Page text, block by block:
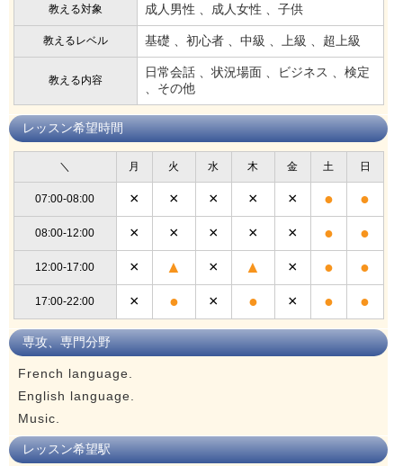
教える対象 成人男性 、成人女性 、子供
教えるレベル 基礎 、初心者 、中級 、上級 、超上級
教える内容
日常会話 、状況場面 、ビジネス 、検定
、その他
レッスン希望時間
＼ 月 火 水 木 金 土 日
07:00-08:00 × × × × × ● ●
08:00-12:00 × × × × × ● ●
12:00-17:00 × ▲ × ▲ × ● ●
17:00-22:00 × ● × ● × ● ●
専攻、専門分野
French language.
English language.
Music.
レッスン希望駅